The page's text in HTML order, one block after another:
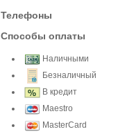
Телефоны
Способы оплаты
Наличными
Безналичный
В кредит
Maestro
MasterCard